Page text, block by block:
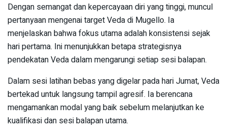
Dengan semangat dan kepercayaan diri yang tinggi, muncul
pertanyaan mengenai target Veda di Mugello. Ia
menjelaskan bahwa fokus utama adalah konsistensi sejak
hari pertama. Ini menunjukkan betapa strategisnya
pendekatan Veda dalam mengarungi setiap sesi balapan.
Dalam sesi latihan bebas yang digelar pada hari Jumat, Veda
bertekad untuk langsung tampil agresif. Ia berencana
mengamankan modal yang baik sebelum melanjutkan ke
kualifikasi dan sesi balapan utama.